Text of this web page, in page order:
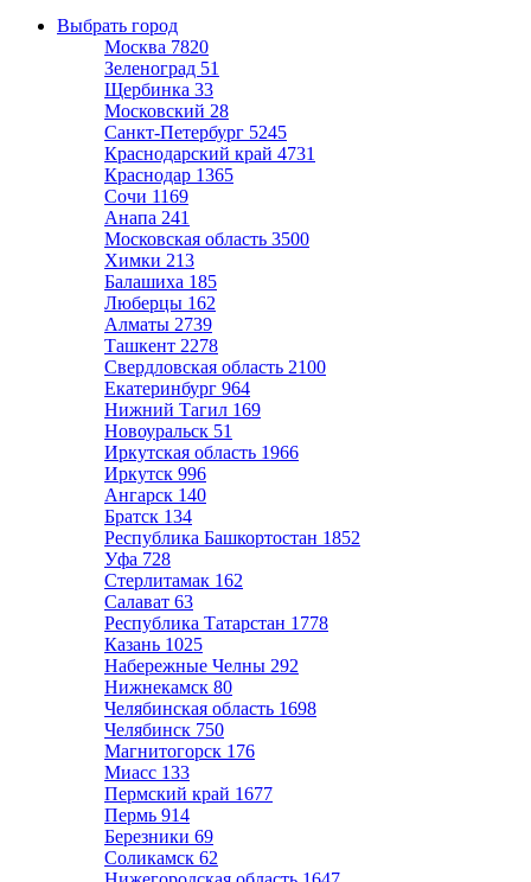
Выбрать город
Москва 7820
Зеленоград 51
Щербинка 33
Московский 28
Санкт-Петербург 5245
Краснодарский край 4731
Краснодар 1365
Сочи 1169
Анапа 241
Московская область 3500
Химки 213
Балашиха 185
Люберцы 162
Алматы 2739
Ташкент 2278
Свердловская область 2100
Екатеринбург 964
Нижний Тагил 169
Новоуральск 51
Иркутская область 1966
Иркутск 996
Ангарск 140
Братск 134
Республика Башкортостан 1852
Уфа 728
Стерлитамак 162
Салават 63
Республика Татарстан 1778
Казань 1025
Набережные Челны 292
Нижнекамск 80
Челябинская область 1698
Челябинск 750
Магнитогорск 176
Миасс 133
Пермский край 1677
Пермь 914
Березники 69
Соликамск 62